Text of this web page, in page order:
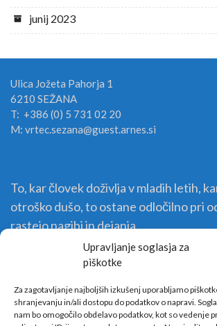
Upravljanje soglasja za
piškotke
Za zagotavljanje najboljših izkušenj uporabljamo
shranjevanju in/ali dostopu do podatkov o napravi.
nam bo omogočilo obdelavo podatkov, kot so vedenje
junij 2023
Ulica Jožeta Pahorja 1
6210 SEŽANA
T: +386 (0) 5 731 02 20
M: vrtec.sezana@guest.arnes.si
To, kar človek doživlja v mladih letih,
otroško dušo, to ostane odločilno pri
rastejo nagibi in dejanja.